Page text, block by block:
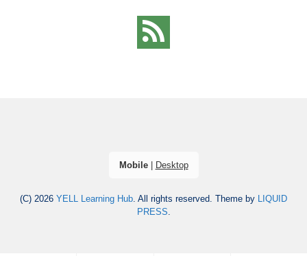
Mobile| Desktop
(C) 2026 YELL Learning Hub . All rights reserved. Theme by LIQUID
PRESS